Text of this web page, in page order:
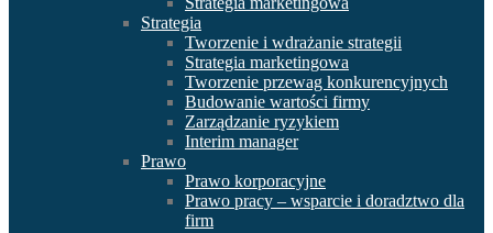
Strategia
Tworzenie i wdrażanie strategii
Strategia marketingowa
Tworzenie przewag konkurencyjnych
Budowanie wartości firmy
Zarządzanie ryzykiem
Interim manager
Prawo
Prawo korporacyjne
Prawo pracy – wsparcie i doradztwo dla
firm